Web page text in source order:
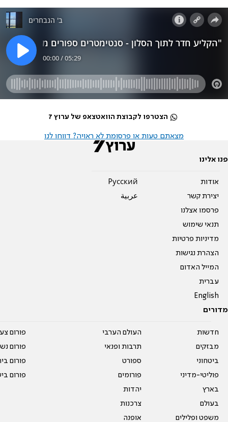
הצטרפו לקבוצת הוואטצאפ של ערוץ 7
מצאתם טעות או פרסומת לא ראויה? דווחו לנו
פנו אלינו
אודות
יצירת קשר
פרסמו אצלנו
תנאי שימוש
מדיניות פרטיות
הצהרת נגישות
המייל האדום
עברית
English
Pусский
عربية
מדורים
חדשות
מבזקים
ביטחוני
פוליטי-מדיני
בארץ
בעולם
משפט ופלילים
העולם הערבי
תרבות ופנאי
ספורט
פורומים
יהדות
צרכנות
אופנה
פורום
פורום
פורום
פורום